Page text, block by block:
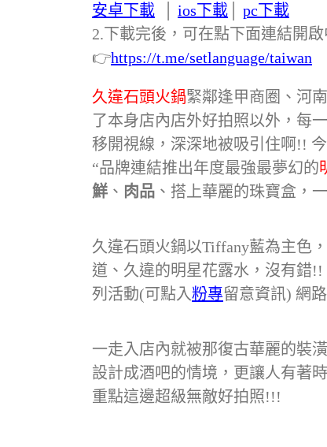
安卓下載
ios下載
pc下載
2.下載完後，可在點下面連結開
👉https://t.me/setlanguage/taiwan
久違石頭火鍋緊鄰逢甲商圈、河
了本身店內店外好拍照以外，每
移開視線，深深地被吸引住啊!!
“品牌連結推出年度最強最夢幻的
鮮 、 肉品 、搭上華麗的珠寶盒，
久違石頭火鍋以Tiffany藍為主色
道、久違的明星花露水，沒有錯
列活動(可點入粉專留意資訊) 網
一走入店內就被那復古華麗的裝
設計成酒吧的情境，更讓人有著
重點這邊超級無敵好拍照!!!